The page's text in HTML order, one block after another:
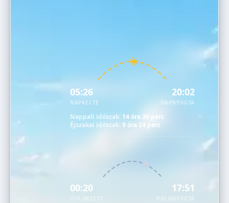
05:26
NAPKELTE
20:02
NAPNYUGTA
Nappali időszak: 14 óra 36 perc
Éjszakai időszak:9 óra 24 perc
00:20 17:51
HOLDNYUGTA